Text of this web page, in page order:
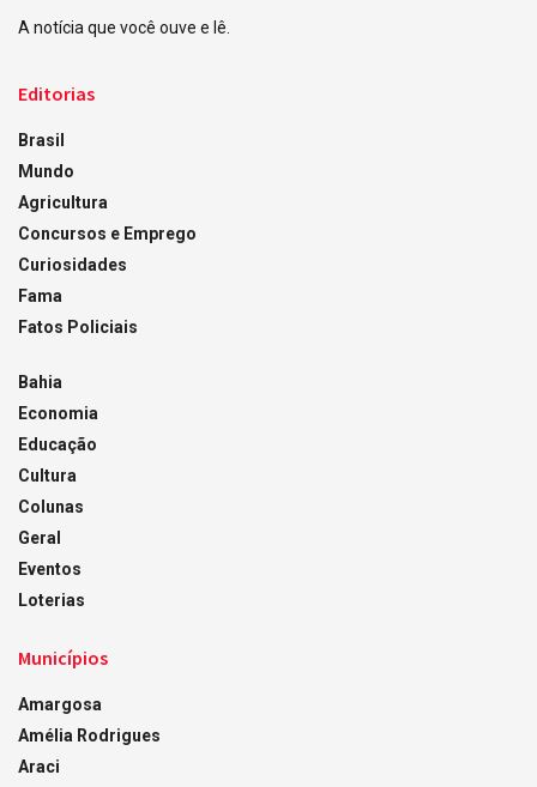
A notícia que você ouve e lê.
Editorias
Brasil
Mundo
Agricultura
Concursos e Emprego
Curiosidades
Fama
Fatos Policiais
Bahia
Economia
Educação
Cultura
Colunas
Geral
Eventos
Loterias
Municípios
Amargosa
Amélia Rodrigues
Araci